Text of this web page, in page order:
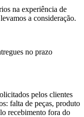
na experiência de
a consideração.
no prazo
pelos clientes
falta de peças, produto
recebimento fora do